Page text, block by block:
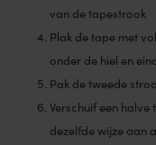
van de tapestrook
Plak de tape met
onder de hiel en
Pak de tweede
Verschuif een
dezelfde wijze aan